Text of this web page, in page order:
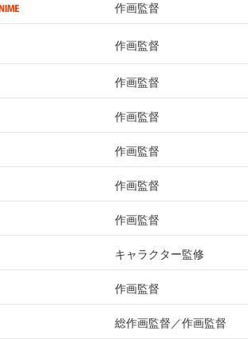
作画監督
作画監督
作画監督
作画監督
作画監督
作画監督
作画監督
キャラクター監修
作画監督
総作画監督 作画監督